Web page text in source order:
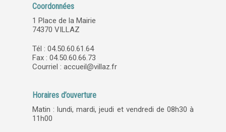
Coordonnées
1 Place de la Mairie
74370 VILLAZ
Tél : 04.50.60.61.64
Fax : 04.50.60.66.73
Courriel : accueil@villaz.fr
Horaires d’ouverture
Matin : lundi, mardi, jeudi et vendredi de 08h30 à
11h00